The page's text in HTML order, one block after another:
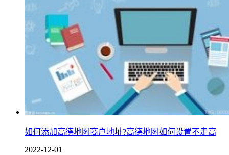
如何添加高德地图商户地址?高德地图如何设置不走高
2022-12-01